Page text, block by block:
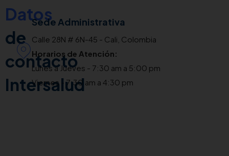
Datos
de
contacto
Intersalud
Sede Administrativa
Calle 28N # 6N-45 - Cali, Colombia
Horarios de Atención:
Lunes a Jueves - 7:30 am a 5:00 pm
Viernes - 7:30 am a 4:30 pm